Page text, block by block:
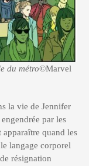
du métro©Marvel
la vie de Jennifer
par les
quand les
langage corporel
résignation